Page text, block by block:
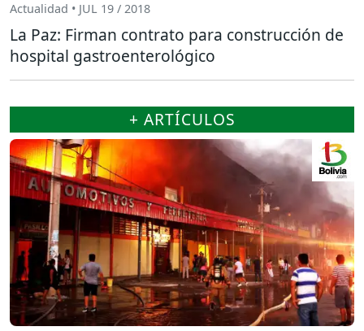
Actualidad • JUL 19 / 2018
La Paz: Firman contrato para construcción de
hospital gastroenterológico
+ ARTÍCULOS